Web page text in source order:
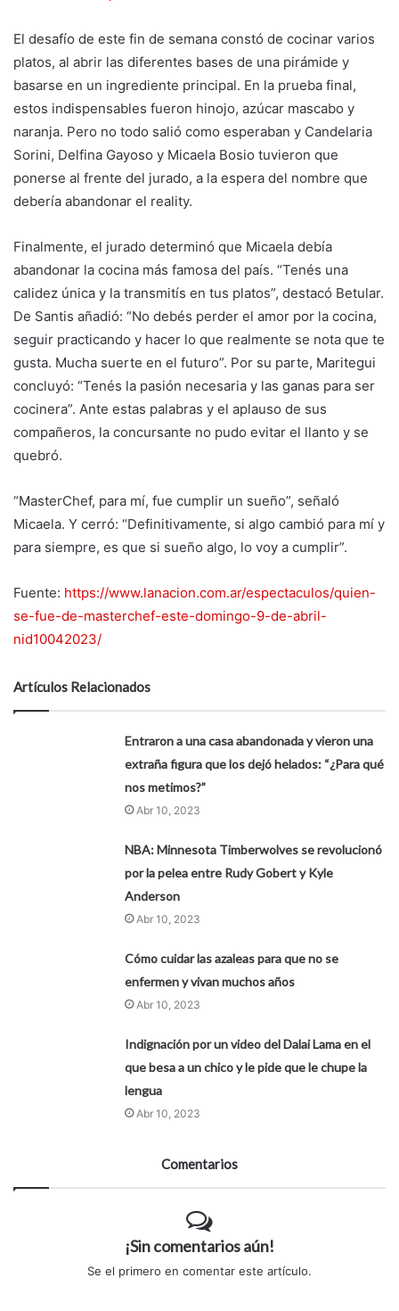
El desafío de este fin de semana constó de cocinar varios
platos, al abrir las diferentes bases de una pirámide y
basarse en un ingrediente principal. En la prueba final,
estos indispensables fueron hinojo, azúcar mascabo y
naranja. Pero no todo salió como esperaban y Candelaria
Sorini, Delfina Gayoso y Micaela Bosio tuvieron que
ponerse al frente del jurado, a la espera del nombre que
debería abandonar el reality.
Finalmente, el jurado determinó que Micaela debía
abandonar la cocina más famosa del país. “Tenés una
calidez única y la transmitís en tus platos”, destacó Betular.
De Santis añadió: “No debés perder el amor por la cocina,
seguir practicando y hacer lo que realmente se nota que te
gusta. Mucha suerte en el futuro”. Por su parte, Maritegui
concluyó: “Tenés la pasión necesaria y las ganas para ser
cocinera”. Ante estas palabras y el aplauso de sus
compañeros, la concursante no pudo evitar el llanto y se
quebró.
“MasterChef, para mí, fue cumplir un sueño”, señaló
Micaela. Y cerró: “Definitivamente, si algo cambió para mí y
para siempre, es que si sueño algo, lo voy a cumplir”.
Fuente: https://www.lanacion.com.ar/espectaculos/quien-
se-fue-de-masterchef-este-domingo-9-de-abril-
nid10042023/
Artículos Relacionados
Entraron a una casa abandonada y vieron una
extraña figura que los dejó helados: “¿Para qué
nos metimos?”
Abr 10, 2023
NBA: Minnesota Timberwolves se revolucionó
por la pelea entre Rudy Gobert y Kyle
Anderson
Abr 10, 2023
Cómo cuidar las azaleas para que no se
enfermen y vivan muchos años
Abr 10, 2023
Indignación por un video del Dalai Lama en el
que besa a un chico y le pide que le chupe la
lengua
Abr 10, 2023
Comentarios
¡Sin comentarios aún!
Se el primero en comentar este artículo.